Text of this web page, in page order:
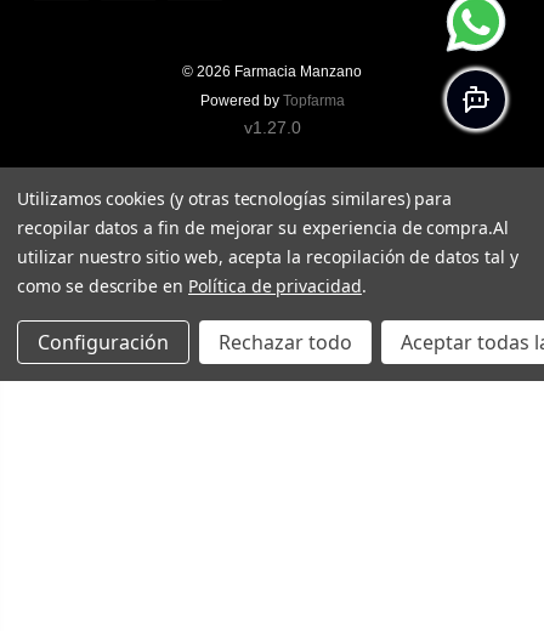
© 2026 Farmacia Manzano
Powered by Topfarma
v1.27.0
Utilizamos cookies (y otras tecnologías similares) para
recopilar datos a fin de mejorar su experiencia de compra.Al
utilizar nuestro sitio web, acepta la recopilación de datos tal y
como se describe en Política de privacidad.
Configuración Rechazar todo Aceptar todas